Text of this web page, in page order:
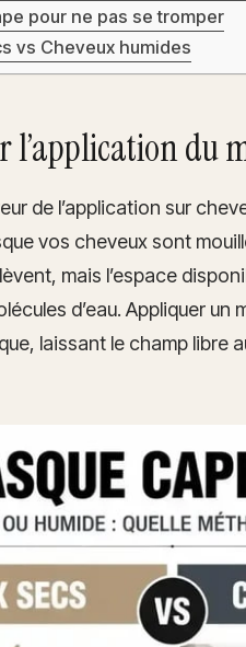
pour ne pas se tromper
vs Cheveux humides
du
de l’application sur
vos cheveux sont
mais l’espace
d’eau. Appliquer
laissant le champ libre